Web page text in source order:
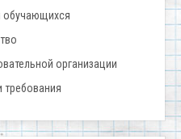
обучающихся
организации
требования